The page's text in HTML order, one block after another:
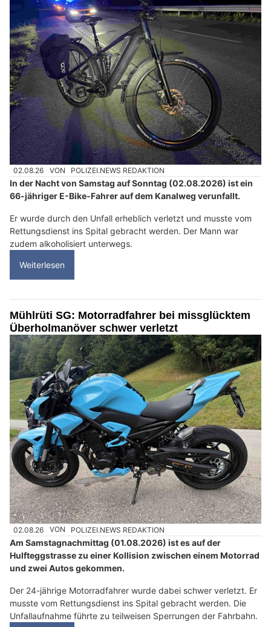
02.08.26 VON POLIZEI.NEWS REDAKTION
In der Nacht von Samstag auf Sonntag (02.08.2026) ist ein
66-jähriger E-Bike-Fahrer auf dem Kanalweg verunfallt.
Er wurde durch den Unfall erheblich verletzt und musste vom
Rettungsdienst ins Spital gebracht werden. Der Mann war
zudem alkoholisiert unterwegs.
Weiterlesen
Mühlrüti SG: Motorradfahrer bei missglücktem
Überholmanöver schwer verletzt
02.08.26 VON POLIZEI.NEWS REDAKTION
Am Samstagnachmittag (01.08.2026) ist es auf der
Hulfteggstrasse zu einer Kollision zwischen einem Motorrad
und zwei Autos gekommen.
Der 24-jährige Motorradfahrer wurde dabei schwer verletzt. Er
musste vom Rettungsdienst ins Spital gebracht werden. Die
Unfallaufnahme führte zu teilweisen Sperrungen der Fahrbahn.